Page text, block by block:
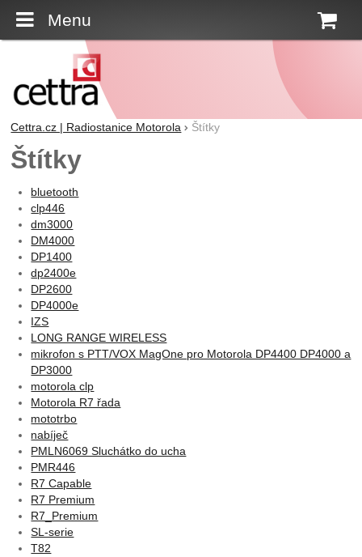
Menu
Cettra.cz | Radiostanice Motorola Štítky
Štítky
bluetooth
clp446
dm3000
DM4000
DP1400
dp2400e
DP2600
DP4000e
IZS
LONG RANGE WIRELESS
mikrofon s PTT/VOX MagOne pro Motorola DP4400 DP4000 a
DP3000
motorola clp
Motorola R7 řada
mototrbo
nabíječ
PMLN6069 Sluchátko do ucha
PMR446
R7 Capable
R7 Premium
R7_Premium
SL-serie
T82